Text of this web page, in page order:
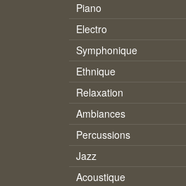
Piano
Electro
Symphonique
Ethnique
Relaxation
Ambiances
Percussions
Jazz
Acoustique